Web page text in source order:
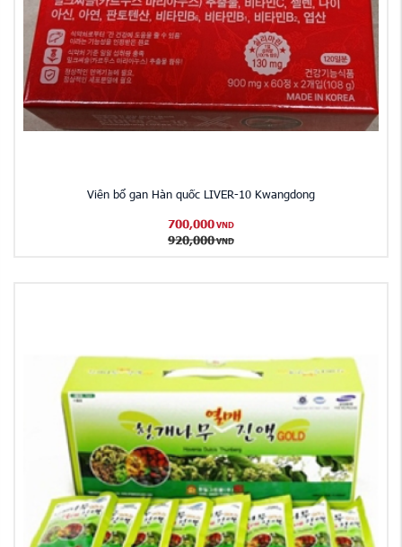
Viên bổ gan Hàn quốc LIVER-10 Kwangdong
700,000 VND
920,000 VND